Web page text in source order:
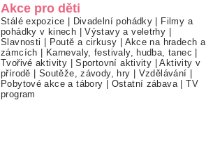
Akce pro děti
Stálé expozice | Divadelní pohádky | Filmy a
pohádky v kinech |Výstavy a veletrhy |
Slavnosti | Poutě a cirkusy | Akce na hradech a
zámcích | Karnevaly, festivaly, hudba, tanec |
Tvořivé aktivity |Sportovní aktivity |Aktivity v
přírodě | Soutěže, závody, hry | Vzdělávání |
Pobytové akce a tábory | Ostatní zábava |TV
program